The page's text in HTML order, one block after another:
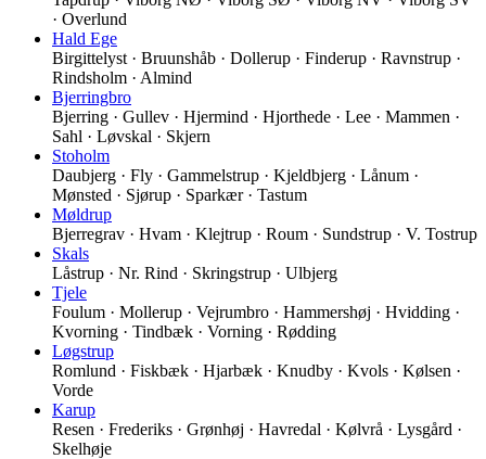
· Overlund
Hald Ege
Birgittelyst · Bruunshåb · Dollerup · Finderup · Ravnstrup ·
Rindsholm · Almind
Bjerringbro
Bjerring · Gullev · Hjermind · Hjorthede · Lee · Mammen ·
Sahl · Løvskal · Skjern
Stoholm
Daubjerg · Fly · Gammelstrup · Kjeldbjerg · Lånum ·
Mønsted · Sjørup · Sparkær · Tastum
Møldrup
Bjerregrav · Hvam · Klejtrup · Roum · Sundstrup · V. Tostrup
Skals
Låstrup · Nr. Rind · Skringstrup · Ulbjerg
Tjele
Foulum · Mollerup · Vejrumbro · Hammershøj · Hvidding ·
Kvorning · Tindbæk · Vorning · Rødding
Løgstrup
Romlund · Fiskbæk · Hjarbæk · Knudby · Kvols · Kølsen ·
Vorde
Karup
Resen · Frederiks · Grønhøj · Havredal · Kølvrå · Lysgård ·
Skelhøje